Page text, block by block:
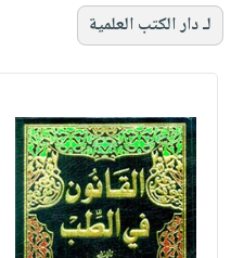
لـ دار الكتب العلمية